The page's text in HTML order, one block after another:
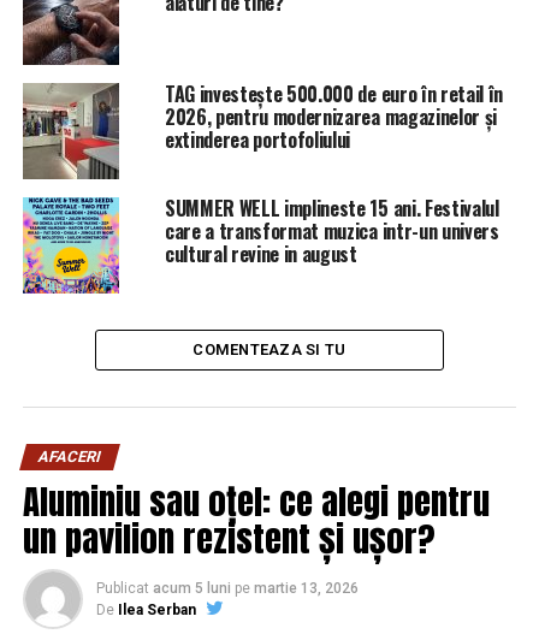
NU RATATI
Cel mai mare paradis fiscal din UE e istorie. Milionarii
nu își mai pot ascunde banii aici, cu excepția celor din
România și Cipru | Sibiul de AZITAG investește 500.000 de euro în retail în
2026, pentru modernizarea magazinelor și
extinderea portofoliului
SUMMER WELL implineste 15 ani. Festivalul
care a transformat muzica intr-un univers
cultural revine in august
COMENTEAZA SI TU
AFACERI
Aluminiu sau oțel: ce alegi pentru
un pavilion rezistent și ușor?
Publicat acum 5 luni pe martie 13, 2026
De
Ilea Serban